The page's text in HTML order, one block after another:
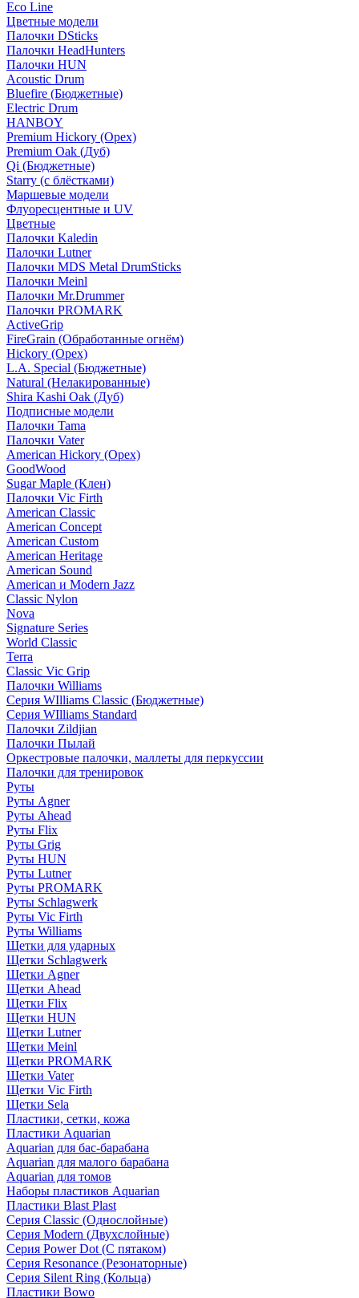
Eco Line
Цветные модели
Палочки DSticks
Палочки HeadHunters
Палочки HUN
Acoustic Drum
Bluefire (Бюджетные)
Electric Drum
HANBOY
Premium Hickory (Орех)
Premium Oak (Дуб)
Qi (Бюджетные)
Starry (с блёстками)
Маршевые модели
Флуоресцентные и UV
Цветные
Палочки Kaledin
Палочки Lutner
Палочки MDS Metal DrumSticks
Палочки Meinl
Палочки Mr.Drummer
Палочки PROMARK
ActiveGrip
FireGrain (Обработанные огнём)
Hickory (Орех)
L.A. Special (Бюджетные)
Natural (Нелакированные)
Shira Kashi Oak (Дуб)
Подписные модели
Палочки Tama
Палочки Vater
American Hickory (Орех)
GoodWood
Sugar Maple (Клен)
Палочки Vic Firth
American Classic
American Concept
American Custom
American Heritage
American Sound
American и Modern Jazz
Classic Nylon
Nova
Signature Series
World Classic
Terra
Classic Vic Grip
Палочки Williams
Серия WIlliams Classic (Бюджетные)
Серия WIlliams Standard
Палочки Zildjian
Палочки Пылай
Оркестровые палочки, маллеты для перкуссии
Палочки для тренировок
Руты
Руты Agner
Руты Ahead
Руты Flix
Руты Grig
Руты HUN
Руты Lutner
Руты PROMARK
Руты Schlagwerk
Руты Vic Firth
Руты Williams
Щетки для ударных
Щетки Schlagwerk
Щетки Agner
Щетки Ahead
Щетки Flix
Щетки HUN
Щетки Lutner
Щетки Meinl
Щетки PROMARK
Щетки Vater
Щетки Vic Firth
Щетки Sela
Пластики, сетки, кожа
Пластики Aquarian
Aquarian для бас-барабана
Aquarian для малого барабана
Aquarian для томов
Наборы пластиков Aquarian
Пластики Blast Plast
Серия Classic (Однослойные)
Серия Modern (Двухслойные)
Серия Power Dot (С пятаком)
Серия Resonance (Резонаторные)
Серия Silent Ring (Кольца)
Пластики Bowo